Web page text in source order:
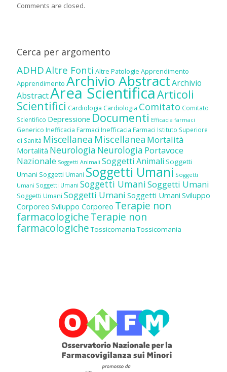
Comments are closed.
Cerca per argomento
ADHDAltre Fonti Altre Patologie Apprendimento
Apprendimento Archivio AbstractArchivio
AbstractArea ScientificaArticoli
Scientifici Cardiologia Cardiologia Comitato Comitato
Scientifico Depressione Documenti Efficacia farmaci
Generico Inefficacia Farmaci Inefficacia Farmaci Istituto Superiore
di Sanità Miscellanea Miscellanea Mortalità
Mortalità Neurologia Neurologia Portavoce
Nazionale Soggetti Animali Soggetti Animali Soggetti
Umani Soggetti Umani Soggetti Umani Soggetti
Umani Soggetti Umani Soggetti UmaniSoggetti Umani
Soggetti Umani Soggetti Umani Soggetti Umani Sviluppo
Corporeo Sviluppo Corporeo Terapie non
farmacologicheTerapie non
farmacologiche Tossicomania Tossicomania